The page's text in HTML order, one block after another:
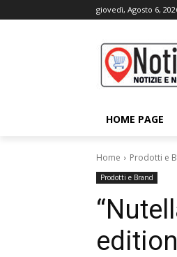
giovedì, Agosto 6,
HOME PAGE
Home Prodotti e
Prodotti e Brand